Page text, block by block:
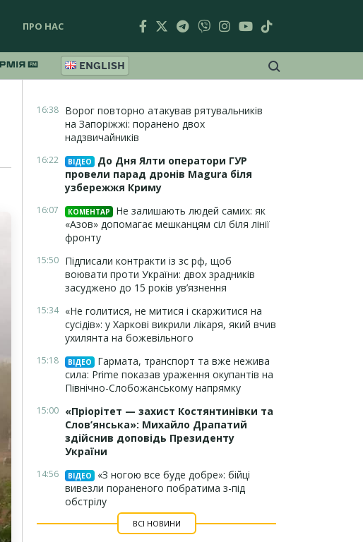
ПРО НАС
ENGLISH
16:38 Ворог повторно атакував рятувальників
на Запоріжжі: поранено двох
надзвичайників
16:22 ВІДЕО
До Дня Ялти оператори ГУР
провели парад дронів Magura біля
узбережжя Криму
16:07 КОМЕНТАР
Не залишають людей самих: як
«Азов» допомагає мешканцям сіл біля лінії
фронту
15:50 Підписали контракти із зс рф, щоб
воювати проти України: двох зрадників
засуджено до 15 років ув’язнення
15:34 «Не голитися, не митися і скаржитися на
сусідів»: у Харкові викрили лікаря, який вчив
ухилянта на божевільного
15:18 ВІДЕО
Гармата, транспорт та вже нежива
сила: Prime показав ураження окупантів на
Північно-Слобожанському напрямку
15:00 «Пріорітет — захист Костянтинівки та
Слов’янська»: Михайло Драпатий
здійснив доповідь Президенту
України
14:56 ВІДЕО
«З ногою все буде добре»: бійці
вивезли пораненого побратима з-під
обстрілу
ВСІ НОВИНИ